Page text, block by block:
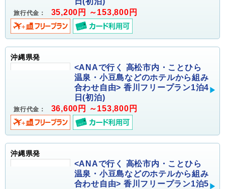
旅行代金： 35,200円 ～153,800円
沖縄県発
<ANAで行く 高松市内・ことひら
温泉・小豆島などのホテルから組み
合わせ自由> 香川フリープラン1泊4
日(初泊)
旅行代金： 36,600円 ～153,800円
沖縄県発
<ANAで行く 高松市内・ことひら
温泉・小豆島などのホテルから組み
合わせ自由> 香川フリープラン1泊5